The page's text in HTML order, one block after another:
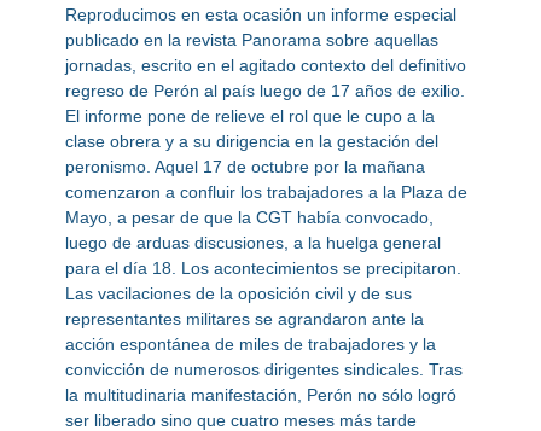
Reproducimos en esta ocasión un informe especial
publicado en la revista Panorama sobre aquellas
jornadas, escrito en el agitado contexto del definitivo
regreso de Perón al país luego de 17 años de exilio.
El informe pone de relieve el rol que le cupo a la
clase obrera y a su dirigencia en la gestación del
peronismo. Aquel 17 de octubre por la mañana
comenzaron a confluir los trabajadores a la Plaza de
Mayo, a pesar de que la CGT había convocado,
luego de arduas discusiones, a la huelga general
para el día 18. Los acontecimientos se precipitaron.
Las vacilaciones de la oposición civil y de sus
representantes militares se agrandaron ante la
acción espontánea de miles de trabajadores y la
convicción de numerosos dirigentes sindicales. Tras
la multitudinaria manifestación, Perón no sólo logró
ser liberado sino que cuatro meses más tarde